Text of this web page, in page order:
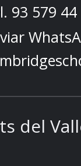
93 579
del